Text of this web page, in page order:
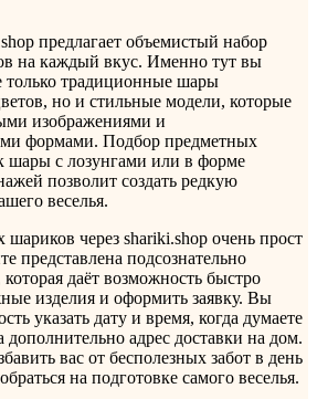
предлагает объемистый набор
на каждый вкус. Именно тут вы
только традиционные шары
но и стильные модели, которые
изображениями и
формами. Подбор предметных
шары с лозунгами или в форме
позволит создать редкую
веселья.
шариков через shariki.shop очень прост
представлена подсознательно
даёт возможность быстро
изделия и оформить заявку. Вы
указать дату и время, когда думаете
дополнительно адрес доставки на дом.
вас от бесполезных забот в день
на подготовке самого веселья.